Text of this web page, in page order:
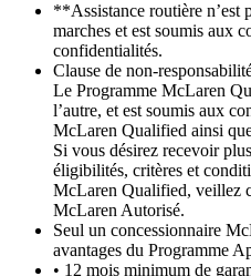
**Assistance routière n’est
marches et est soumis aux
confidentialités.
Clause de non-
Le Programme McLaren
l’autre, et est soumis aux
McLaren Qualified ainsi
Si vous désirez recevoir
éligibilités, critères et
McLaren Qualified, veillez
McLaren Autorisé.
Seul un concessionnaire
avantages du Programme
• 12 mois minimum de